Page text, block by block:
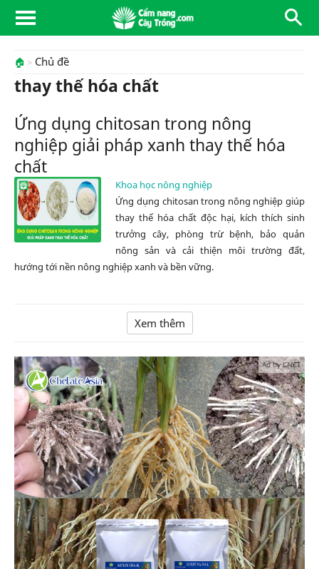
🏠 Chủ đề
thay thế hóa chất
Ứng dụng chitosan trong nông
nghiệp giải pháp xanh thay thế hóa
chất
Khoa học nông nghiệp
Ứng dụng chitosan trong nông nghiệp giúp
thay thế hóa chất độc hại, kích thích sinh
trưởng cây, phòng trừ bệnh, bảo quản
nông sản và cải thiện môi trường đất,
hướng tới nền nông nghiệp xanh và bền vững.
Xem thêm
Ad by CNCT